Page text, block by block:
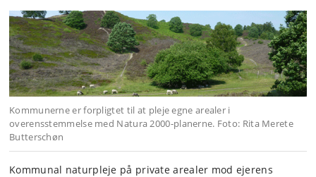
Kommunerne er forpligtet til at pleje egne arealer i
overensstemmelse med Natura 2000-planerne. Foto: Rita Merete
Butterschøn
Kommunal naturpleje på private arealer mod ejerens